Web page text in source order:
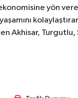
yön
Akhisar,